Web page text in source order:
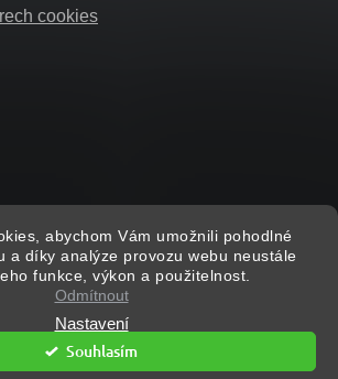
abychom Vám umožnili pohodlné
a díky analýze provozu webu neustále
funkce, výkon a použitelnost.
Odmítnout
Nastavení
Souhlasím
cookies
Vytvořil Shoptet
. Všechna práva vyhrazena.Upravit
nastavení cookies